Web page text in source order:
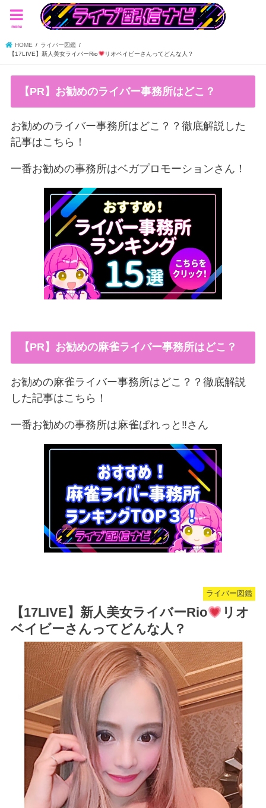
menu
HOME
ライバー図鑑
【17LIVE】新人美女ライバーRio
リオベイビーさんってどんな人？
【PR】お勧めのライバー事務所はどこ？
お勧めのライバー事務所はどこ？？徹底解説した
記事はこちら！
一番お勧めの事務所はベガプロモーションさん！
【PR】お勧めの麻雀ライバー事務所はどこ？
お勧めの麻雀ライバー事務所はどこ？？徹底解説
した記事はこちら！
一番お勧めの事務所は麻雀ぱれっと‼︎さん
ライバー図鑑
【17LIVE】新人美女ライバーRio
リオ
ベイビーさんってどんな人？